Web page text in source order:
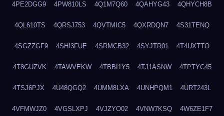
4PE2DGG9 4PW810LS 4Q1M7Q60 4QAHYG43 4QHYCH8B
4QL610TS 4QRSJ753 4QVTMIC5 4QXRDQN7 4S31TENQ
4SGZZGF9 4SHI3FUE 4SRMCB32 4SYJTR01 4T4UXTTO
4T8GUZVK 4TAWVEKW 4TBBI1Y5 4TJ1ASNW 4TPTYC45
4TSJ6PJX 4U48QGQ2 4UMM8LXA 4UNHPQM1 4URT243L
4VFMWJZ0 4VGSLXPJ 4VJZYO02 4VNW7KSQ 4W6ZE1F7